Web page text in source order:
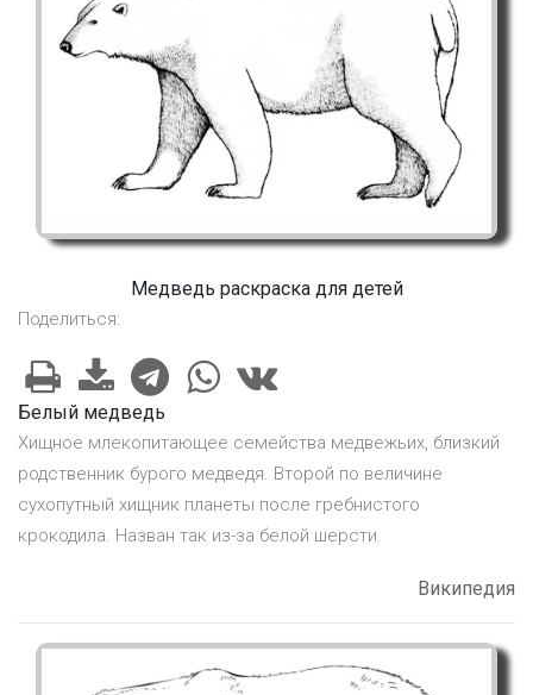
Медведь раскраска для детей
Поделиться:
Белый медведь
Хищное млекопитающее семейства медвежьих, близкий
родственник бурого медведя. Второй по величине
сухопутный хищник планеты после гребнистого
крокодила. Назван так из-за белой шерсти.
Википедия